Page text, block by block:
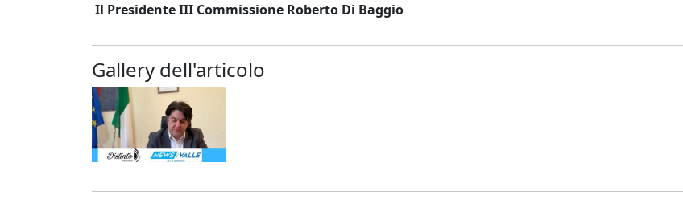
Il Presidente III Commissione Roberto Di Baggio
Gallery dell'articolo